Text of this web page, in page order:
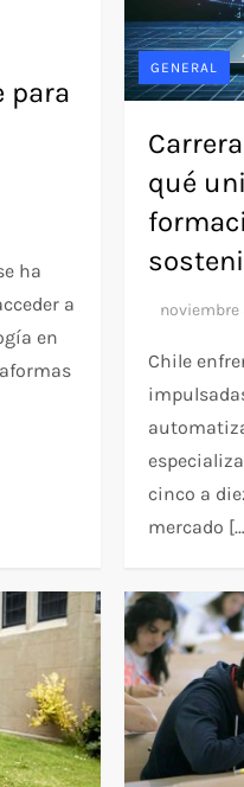
para
ha
a
en
GENERAL
qué
Chile
cinco a
mercado